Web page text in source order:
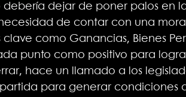
debería dejar de poner palos en
de contar con una
clave como Ganancias, Bienes
punto como positivo para
hace un llamado a los
para generar condiciones